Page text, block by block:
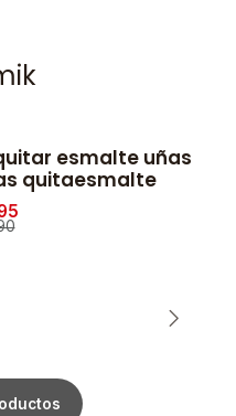
esmalte uñas
quitaesmalte